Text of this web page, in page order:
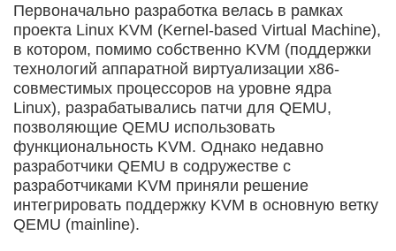
Первоначально разработка велась в рамках
проекта Linux KVM (Kernel-based Virtual Machine),
в котором, помимо собственно KVM (поддержки
технологий аппаратной виртуализации x86-
совместимых процессоров на уровне ядра
Linux), разрабатывались патчи для QEMU,
позволяющие QEMU использовать
функциональность KVM. Однако недавно
разработчики QEMU в содружестве с
разработчиками KVM приняли решение
интегрировать поддержку KVM в основную ветку
QEMU (mainline).